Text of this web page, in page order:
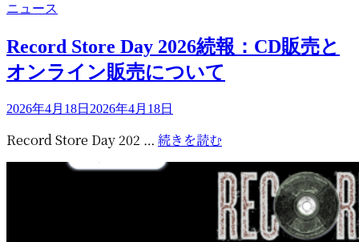
カ
ゴ
リ
ー
ニュース
Record Store Day 2026続報：CD販売と
オンライン販売について
投
日:
2026年4月18日 2026年4月18日
Record Store Day 202 … 続きを読む
Store
Day
2026
続
報：